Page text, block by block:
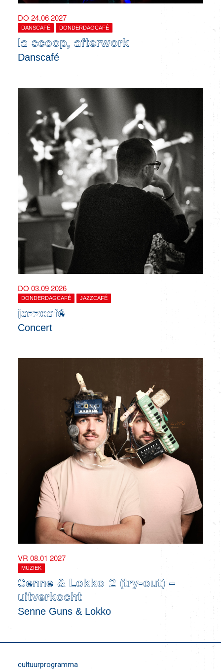
DO 24.06 2027
DANSCAFÉ DONDERDAGCAFÉ
la scoop, afterwork
Danscafé
DO 03.09 2026
DONDERDAGCAFÉ JAZZCAFÉ
jazzcafé
Concert
VR 08.01 2027
MUZIEK
Senne & Lokko 2 (try-out) –
uitverkocht
Senne Guns & Lokko
cultuurprogramma